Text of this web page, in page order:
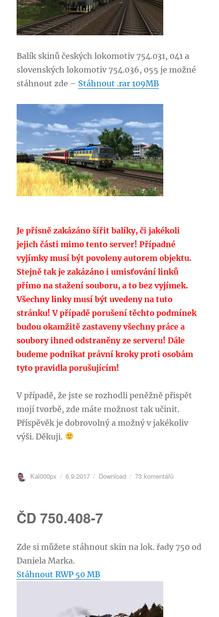
Balík skinů českých lokomotiv 754.031, 041 a
slovenských lokomotiv 754.036, 055 je možné
stáhnout zde – Stáhnout .rar 109MB
Je přísně zakázáno šířit balíky, či jakékoli
jejich části mimo tento server! Případné
vyjímky musí být povoleny autorem objektu.
Stejně tak je zakázáno i umisťování linků
přímo na stažení souboru, a to bez vyjímek.
Všechny linky musí být uvedeny na tuto
stránku! V případě porušení těchto podmínek
budou okamžitě zastaveny všechny práce a
soubory ihned odstraněny ze serveru! Dále
budeme podnikat právní kroky proti osobám
tyto pravidla porušujícím!
V případě, že jste se rozhodli peněžně přispět
mojí tvorbě, zde máte možnost tak učinit.
Příspěvěk je dobrovolný a možný v jakékoliv
výši. Děkuji.
Autor:
Kal000px Publikováno:
6.9.2017 Rubriky:
Download 73 komentářůu
ČD 750.408-7
Zde si můžete stáhnout skin na lok. řady 750 od
Daniela Marka.
Stáhnout RWP 50 MB